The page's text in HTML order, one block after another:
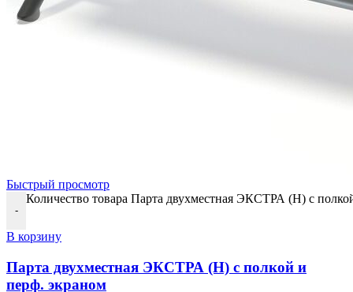
Быстрый просмотр
-
Количество товара Парта двухместная ЭКСТРА (Н) с
В корзину
Парта двухместная ЭКСТРА (Н) с полкой и
перф. экраном